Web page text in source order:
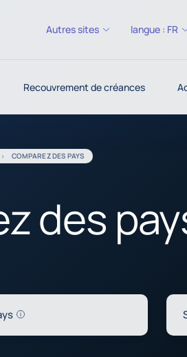
Recouvrement de créances
Autres sites langue : FR
COMPAREZ DES PAYS
des
Help